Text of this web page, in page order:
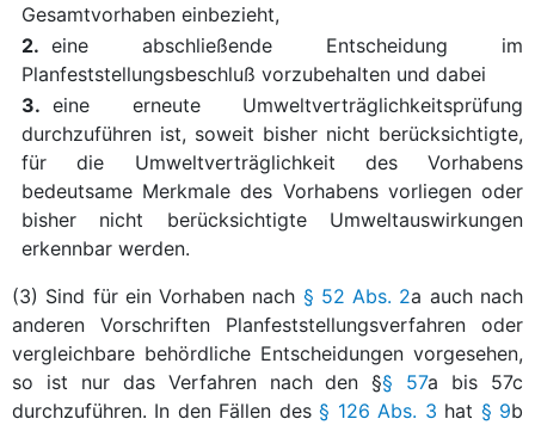
Gesamtvorhaben einbezieht,
2. eine abschließende Entscheidung im
Planfeststellungsbeschluß vorzubehalten und dabei
3. eine erneute Umweltverträglichkeitsprüfung
durchzuführen ist, soweit bisher nicht berücksichtigte,
für die Umweltverträglichkeit des Vorhabens
bedeutsame Merkmale des Vorhabens vorliegen oder
bisher nicht berücksichtigte Umweltauswirkungen
erkennbar werden.
(3) Sind für ein Vorhaben nach § 52 Abs. 2a auch nach
anderen Vorschriften Planfeststellungsverfahren oder
vergleichbare behördliche Entscheidungen vorgesehen,
so ist nur das Verfahren nach den §§ 57a bis 57c
durchzuführen. In den Fällen des§ 126 Abs. 3 hat § 9b